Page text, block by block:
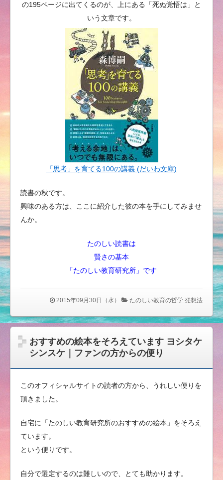
の195ページに出てくるのが、上にある「死ぬ覚悟は」と
いう文章です。
「思考」を育てる100の講義 (だいわ文庫)
読書の秋です。
興味のある方は、ここに紹介した彼の本を手にしてみませ
んか。
たのしい読書は
賢さの基本
「たのしい教育研究所」です
2015年09月30日（水） たのしい教育の哲学 発想法
おすすめの絵本をそろえています ヨシタケ
シンスケ｜ファンの方からの便り
このオフィシャルサイトの読者の方から、うれしい便りを
頂きました。
自宅に「たのしい教育研究所のおすすめの絵本」をそろえ
ています。
という便りです。
自分で選定するのは難しいので、とても助かります。